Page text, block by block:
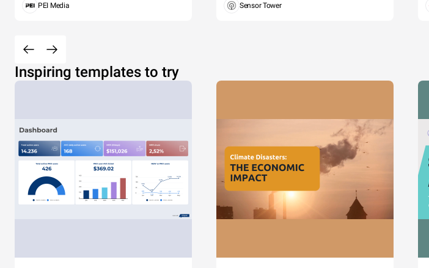
PEI Media Sensor Tower
Inspiring templates to try